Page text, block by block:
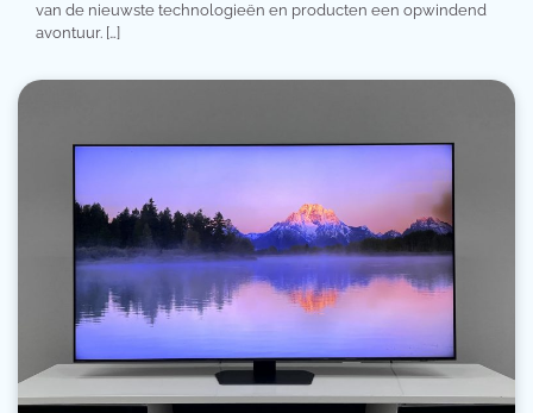
van de nieuwste technologieën en producten een opwindend
avontuur. […]